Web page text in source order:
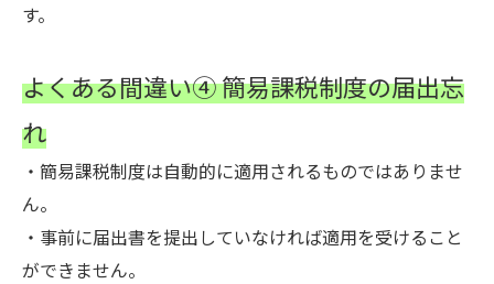
す。
よくある間違い④ 簡易課税制度の届出忘
れ
・簡易課税制度は自動的に適用されるものではありませ
ん。
・事前に届出書を提出していなければ適用を受けること
ができません。